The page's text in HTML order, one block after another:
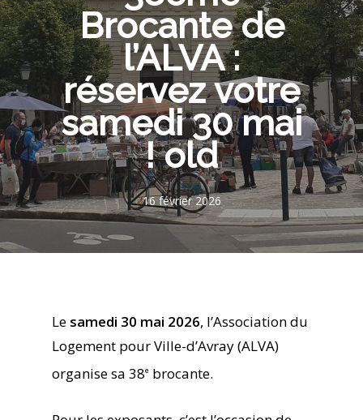
Brocante de
l’ALVA :
réservez votre
samedi 30 mai
! old
16 février 2026
Le samedi 30 mai 2026, l’Association du
Logement pour Ville-d’Avray (ALVA)
organise sa 38e brocante.